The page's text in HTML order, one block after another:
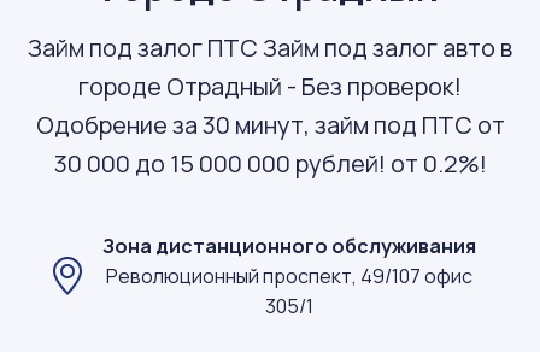
Займ под залог ПТС Займ под залог авто в
городе Отрадный - Без проверок!
Одобрение за 30 минут, займ под ПТС от
30 000 до 15 000 000 рублей! от 0.2%!
Зона дистанционного обслуживания
Революционный проспект, 49/107 офис
305/1